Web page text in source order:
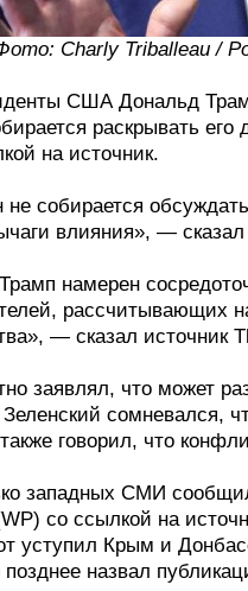
Charly Triballeau /
США Дональд
раскрывать
на источник.
не собирается
влияния», — сказал
намерен
рассчитывающих
— сказал источник
заявлял, что может
сомневался,
говорил, что
западных СМИ
со ссылкой на
уступил Крым и
назвал